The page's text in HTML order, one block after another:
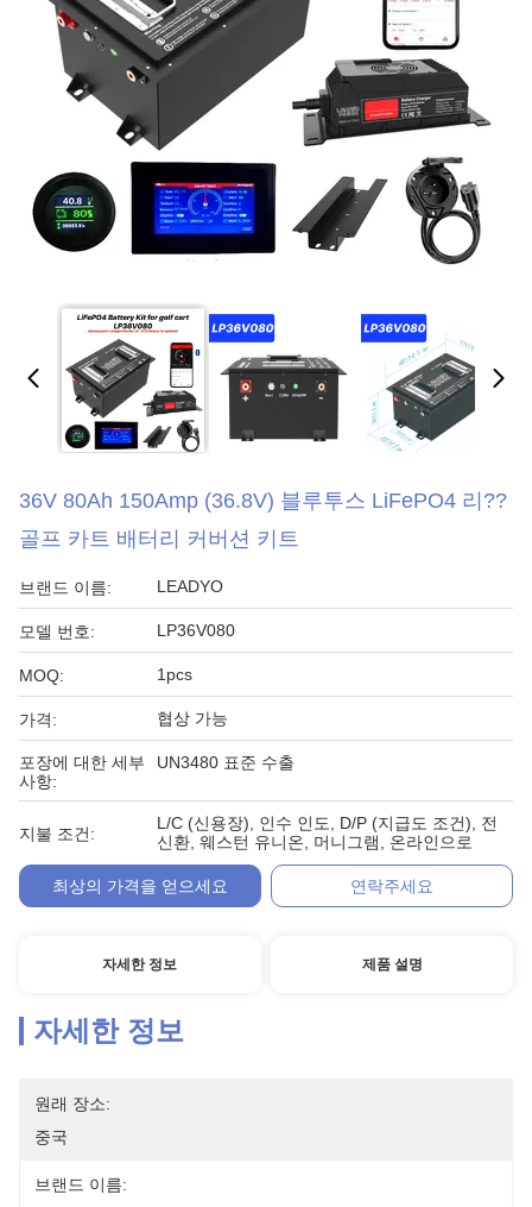
36V 80Ah 150Amp (36.8V) 블루투스 LiFePO4 리??
골프 카트 배터리 커버션 키트
브랜드 이름: LEADYO
모델 번호: LP36V080
MOQ: 1pcs
가격: 협상 가능
포장에 대한 세부
사항:
UN3480 표준 수출
지불 조건:
L/C (신용장), 인수 인도, D/P (지급도 조건), 전
신환, 웨스턴 유니온, 머니그램, 온라인으로
최상의 가격을 얻으세요 연락주세요
자세한 정보 제품 설명
자세한 정보
원래 장소:
중국
브랜드 이름: